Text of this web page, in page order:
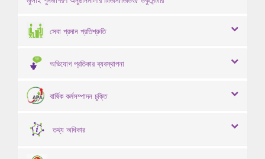
সেবা প্রদান প্রতিশ্রুতি
অভিযোগ প্রতিকার ব্যবস্থাপনা
বার্ষিক কর্মসম্পাদন চুক্তি
তথ্য অধিকার